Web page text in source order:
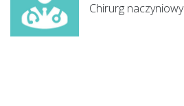
Chirurg naczyniowy